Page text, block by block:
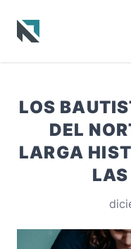
LOS
DEL
LARGA